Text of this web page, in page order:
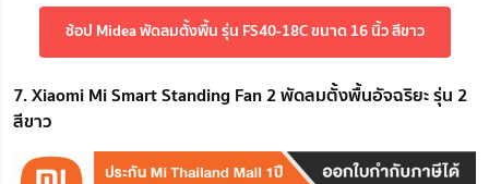
ช้อป Midea พัดลมตั้งพื้น รุ่น FS40-18C ขนาด 16 นิ้ว สีขาว
7. Xiaomi Mi Smart Standing Fan 2 พัดลมตั้งพื้นอัจฉริยะ รุ่น 2
สีขาว